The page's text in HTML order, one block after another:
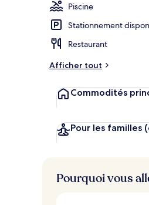
Piscine
Stationnement
Restaurant
Afficher tout
Commodités
Pour les familles
Pourquoi vous